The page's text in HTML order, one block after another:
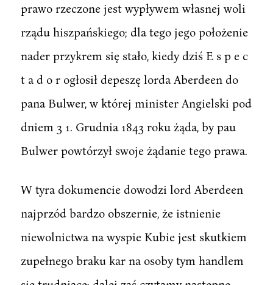
prawo rzeczone jest wypływem własnej woli
rządu hiszpańskiego; dla tego jego położenie
nader przykrem się stało, kiedy dziś E s p e c
t a d o r ogłosił depeszę lorda Aberdeen do
pana Bulwer, w której minister Angielski pod
dniem 3 1. Grudnia 1843 roku żąda, by pau
Bulwer powtórzył swoje żądanie tego prawa.
W tyra dokumencie dowodzi lord Aberdeen
najprzód bardzo obszernie, że istnienie
niewolnictwa na wyspie Kubie jest skutkiem
zupełnego braku kar na osoby tym handlem